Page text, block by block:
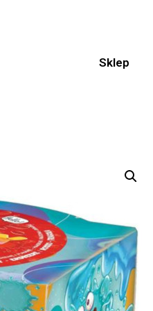
Sklep